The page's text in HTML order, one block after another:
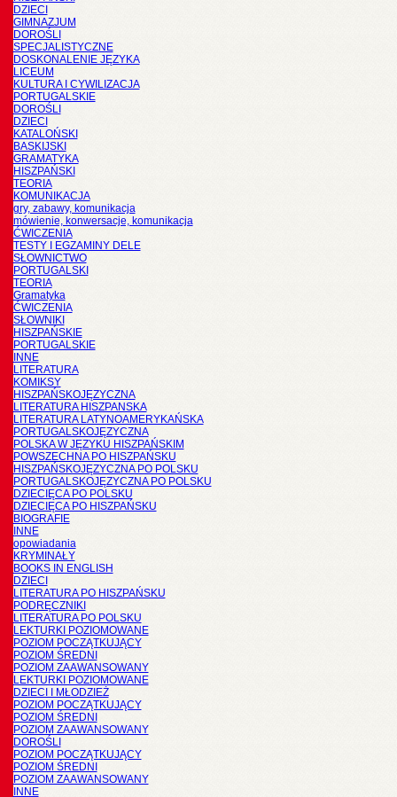
DZIECI
GIMNAZJUM
DOROŚLI
SPECJALISTYCZNE
DOSKONALENIE JĘZYKA
LICEUM
KULTURA I CYWILIZACJA
PORTUGALSKIE
DOROŚLI
DZIECI
KATALOŃSKI
BASKIJSKI
GRAMATYKA
HISZPAŃSKI
TEORIA
KOMUNIKACJA
gry, zabawy, komunikacja
mówienie, konwersacje, komunikacja
ĆWICZENIA
TESTY I EGZAMINY DELE
SŁOWNICTWO
PORTUGALSKI
TEORIA
Gramatyka
ĆWICZENIA
SŁOWNIKI
HISZPAŃSKIE
PORTUGALSKIE
INNE
LITERATURA
KOMIKSY
HISZPAŃSKOJĘZYCZNA
LITERATURA HISZPANSKA
LITERATURA LATYNOAMERYKAŃSKA
PORTUGALSKOJĘZYCZNA
POLSKA W JĘZYKU HISZPAŃSKIM
POWSZECHNA PO HISZPAŃSKU
HISZPAŃSKOJĘZYCZNA PO POLSKU
PORTUGALSKOJĘZYCZNA PO POLSKU
DZIECIĘCA PO POLSKU
DZIECIĘCA PO HISZPAŃSKU
BIOGRAFIE
INNE
opowiadania
KRYMINAŁY
BOOKS IN ENGLISH
DZIECI
LITERATURA PO HISZPAŃSKU
PODRĘCZNIKI
LITERATURA PO POLSKU
LEKTURKI POZIOMOWANE
POZIOM POCZĄTKUJĄCY
POZIOM ŚREDNI
POZIOM ZAAWANSOWANY
LEKTURKI POZIOMOWANE
DZIECI I MŁODZIEŻ
POZIOM POCZĄTKUJĄCY
POZIOM ŚREDNI
POZIOM ZAAWANSOWANY
DOROŚLI
POZIOM POCZĄTKUJĄCY
POZIOM ŚREDNI
POZIOM ZAAWANSOWANY
INNE